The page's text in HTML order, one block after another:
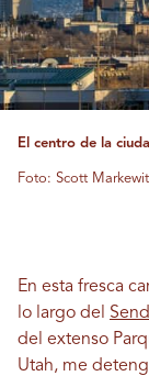
El centro de la
Foto: Scott
En esta fresca
lo largo del
del extenso
Utah, me